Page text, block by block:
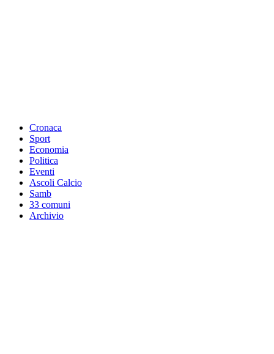
Cronaca
Sport
Economia
Politica
Eventi
Ascoli Calcio
Samb
33 comuni
Archivio